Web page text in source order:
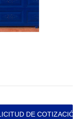
DE COTIZACIÓN